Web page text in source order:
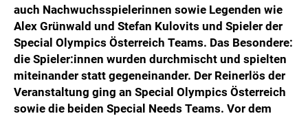
auch Nachwuchsspielerinnen sowie Legenden wie
Alex Grünwald und Stefan Kulovits und Spieler der
Special Olympics Österreich Teams. Das Besondere:
die Spieler:innen wurden durchmischt und spielten
miteinander statt gegeneinander. Der Reinerlös der
Veranstaltung ging an Special Olympics Österreich
sowie die beiden Special Needs Teams. Vor dem